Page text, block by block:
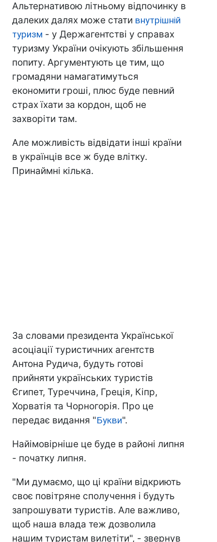
Альтернативою літньому відпочинку в
далеких далях може стати внутрішній
туризм - у Держагентстві у справах
туризму України очікують збільшення
попиту. Аргументують це тим, що
громадяни намагатимуться
економити гроші, плюс буде певний
страх їхати за кордон, щоб не
захворіти там.
Але можливість відвідати інші країни
в українців все ж буде влітку.
Принаймні кілька.
За словами президента Української
асоціації туристичних агентств
Антона Рудича, будуть готові
прийняти українських туристів
Єгипет, Туреччина, Греція, Кіпр,
Хорватія та Чорногорія. Про це
передає видання "Букви".
Найімовірніше це буде в районі липня
- початку липня.
"Ми думаємо, що ці країни відкриють
своє повітряне сполучення і будуть
запрошувати туристів. Але важливо,
щоб наша влада теж дозволила
нашим туристам вилетіти", - звернув